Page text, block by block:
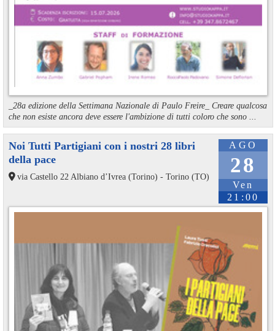
_28a edizione della Settimana Nazionale di Paulo Freire_ Creare qualcosa
che non esiste ancora deve essere l'ambizione di tutti coloro che sono ...
AGO
28
Ven
21:00
Noi Tutti Partigiani con i nostri 28 libri
della pace
via Castello 22 Albiano d’Ivrea (Torino) - Torino (TO)